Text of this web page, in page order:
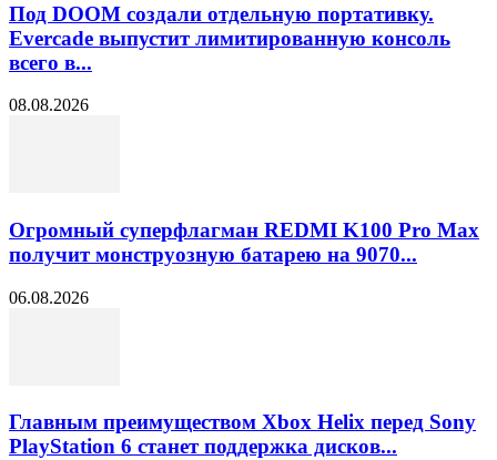
Под DOOM создали отдельную портативку.
Evercade выпустит лимитированную консоль
всего в...
08.08.2026
Огромный суперфлагман REDMI K100 Pro Max
получит монструозную батарею на 9070...
06.08.2026
Главным преимуществом Xbox Helix перед Sony
PlayStation 6 станет поддержка дисков...